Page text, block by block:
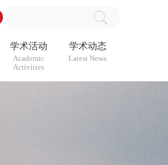
学术活动
Academic
Activities
学术动态
Latest News